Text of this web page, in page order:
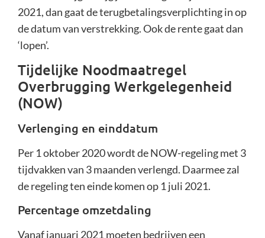
2021, dan gaat de terugbetalingsverplichting in op
de datum van verstrekking. Ook de rente gaat dan
‘lopen’.
Tijdelijke Noodmaatregel
Overbrugging Werkgelegenheid
(NOW)
Verlenging en einddatum
Per 1 oktober 2020 wordt de NOW-regeling met 3
tijdvakken van 3 maanden verlengd. Daarmee zal
de regeling ten einde komen op 1 juli 2021.
Percentage omzetdaling
Vanaf januari 2021 moeten bedrijven een